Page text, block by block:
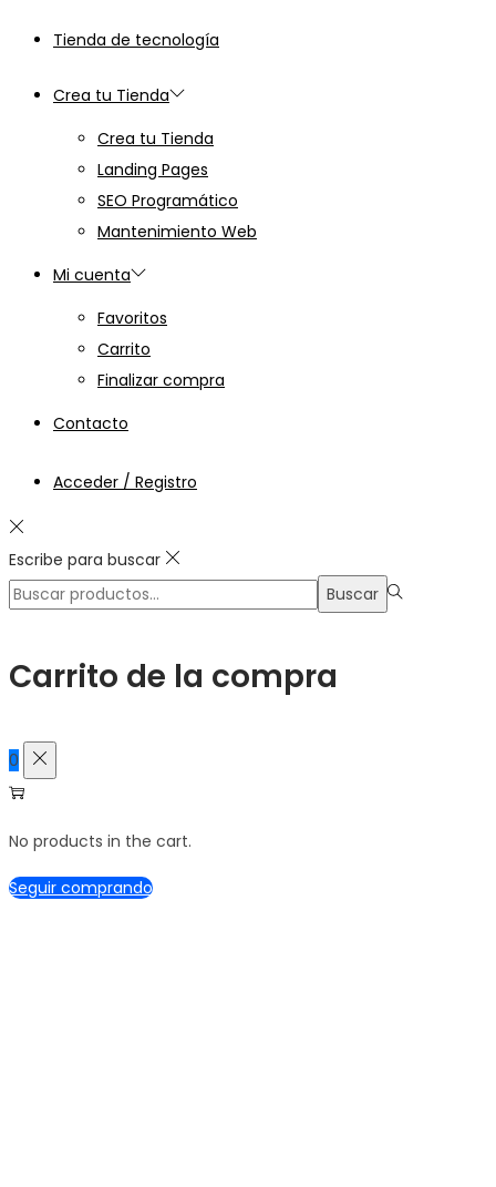
Tienda de tecnología
Crea tu Tienda
Crea tu Tienda
Landing Pages
SEO Programático
Mantenimiento Web
Mi cuenta
Favoritos
Carrito
Finalizar compra
Contacto
Acceder / Registro
Escribe para buscar
Búsqueda
Buscar
Carrito de la compra
0
No products in the cart.
Seguir comprando